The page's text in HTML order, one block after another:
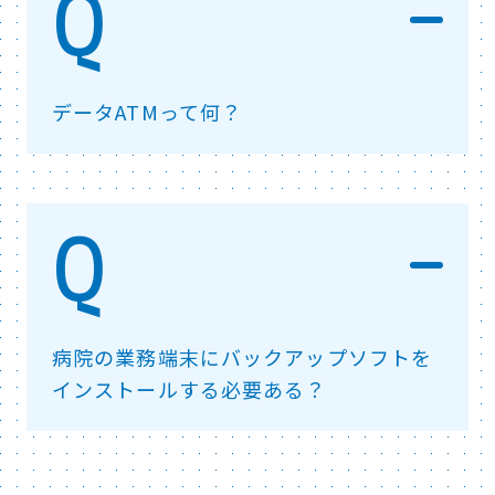
データATMって何？
病院の業務端末にバックアップソフトを
インストールする必要ある？